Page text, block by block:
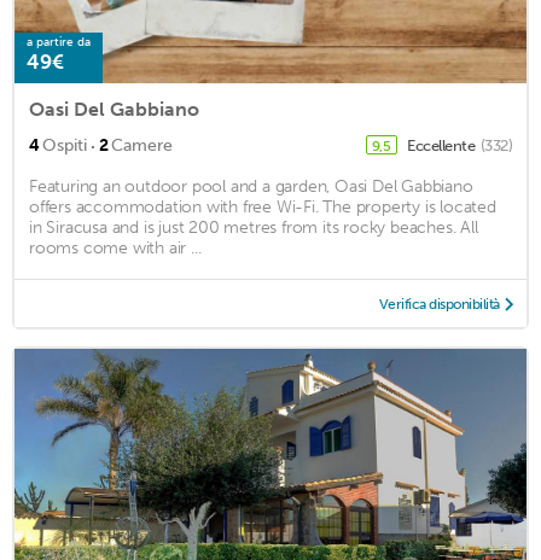
a partire da
49€
Oasi Del Gabbiano
4Ospiti · 2Camere 9,5 Eccellente (332)
Featuring an outdoor pool and a garden, Oasi Del Gabbiano
offers accommodation with free Wi-Fi. The property is located
in Siracusa and is just 200 metres from its rocky beaches. All
rooms come with air ...
Verifica disponibilità